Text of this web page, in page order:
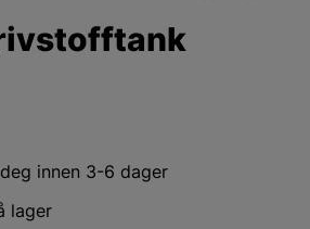
innen 3-6 dager
lager